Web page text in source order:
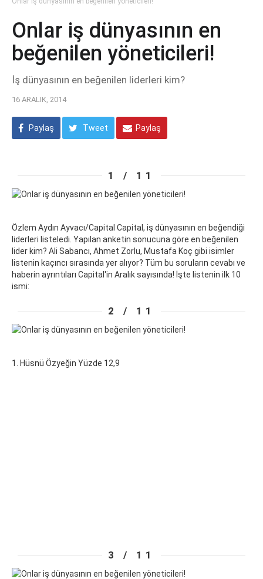
Onlar iş dünyasının en
beğenilen yöneticileri!
İş dünyasının en beğenilen liderleri kim?
16 ARALIK, 2014
Paylaş Tweet Paylaş
1 / 11
Özlem Aydın Ayvacı/Capital Capital, iş dünyasının en beğendiği
liderleri listeledi. Yapılan anketin sonucuna göre en beğenilen
lider kim? Ali Sabancı, Ahmet Zorlu, Mustafa Koç gibi isimler
listenin kaçıncı sırasında yer alıyor? Tüm bu soruların cevabı ve
haberin ayrıntıları Capital'in Aralık sayısında! İşte listenin ilk 10
ismi:
2 / 11
1. Hüsnü Özyeğin Yüzde 12,9
3 / 11